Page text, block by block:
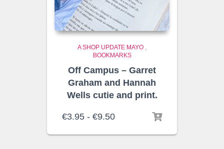
A SHOP UPDATE MAYO ,
BOOKMARKS
Off Campus – Garret
Graham and Hannah
Wells cutie and print.
€3.95 - €9.50Rango
precios: